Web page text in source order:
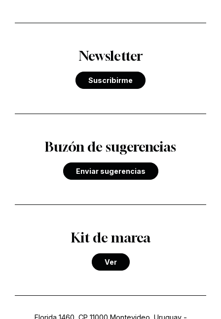
Newsletter
Suscribirme
Buzón de sugerencias
Enviar sugerencias
Kit de marca
Ver
Florida 1460, CP 11000 Montevideo, Uruguay-